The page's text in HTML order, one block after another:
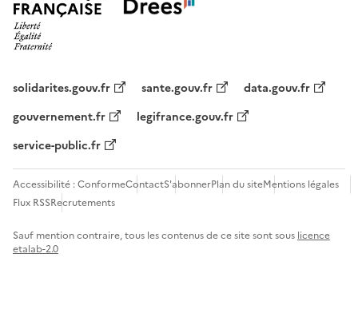
solidarites.gouv.fr sante.gouv.fr
data.gouv.fr
gouvernement.fr
legifrance.gouv.fr
service-public.fr
Accessibilité : ConformeContactS'abonnerPlan du siteMentions légales
Flux RSSRecrutements
Sauf mention contraire, tous les contenus de ce site sont sous licence
etalab-2.0